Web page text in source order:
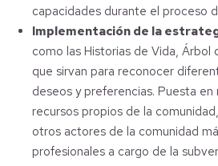
capacidades durante el proceso
Implementación de la
como las Historias de Vida, Árbol
que sirvan para reconocer
deseos y preferencias. Puesta
recursos propios de la
otros actores de la comunidad
profesionales a cargo de la